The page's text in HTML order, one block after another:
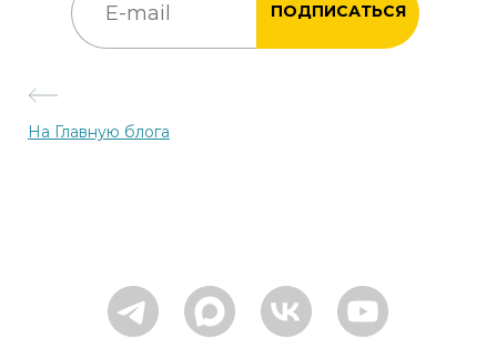
ПОДПИСАТЬСЯ
На Главную блога